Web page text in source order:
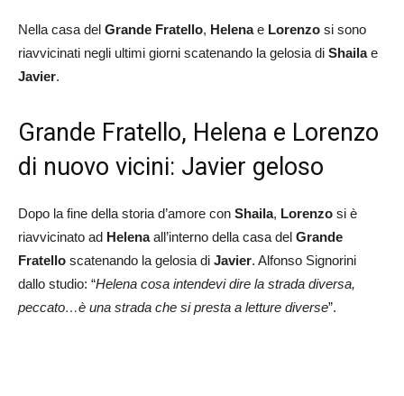
Nella casa del Grande Fratello, Helenae Lorenzo si sono
riavvicinati negli ultimi giorni scatenando la gelosia di Shailae
Javier.
Grande Fratello, Helena e Lorenzo
di nuovo vicini: Javier geloso
Dopo la fine della storia d’amore con Shaila, Lorenzo si è
riavvicinato ad Helenaall’interno della casa del Grande
Fratello scatenando la gelosia di Javier. Alfonso Signorini
dallo studio: “Helena cosa intendevi dire la strada diversa,
peccato…è una strada che si presta a letture diverse”.